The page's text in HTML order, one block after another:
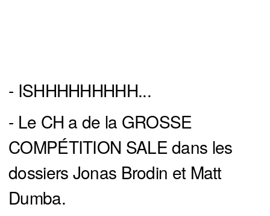
- ISHHHHHHHHH...
- Le CH a de la GROSSE
COMPÉTITION SALE dans les
dossiers Jonas Brodin et Matt
Dumba.